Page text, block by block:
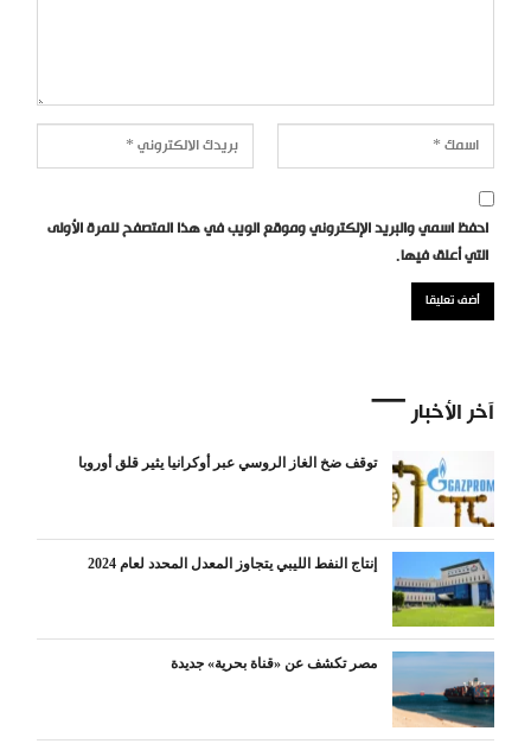
احفظ اسمي والبريد الإلكتروني وموقع الويب في هذا المتصفح للمرة الأولى
التي أعلق فيها.
آخر الأخبار
توقف ضخ الغاز الروسي عبر أوكرانيا يثير قلق أوروبا
إنتاج النفط الليبي يتجاوز المعدل المحدد لعام 2024
مصر تكشف عن «قناة بحرية» جديدة